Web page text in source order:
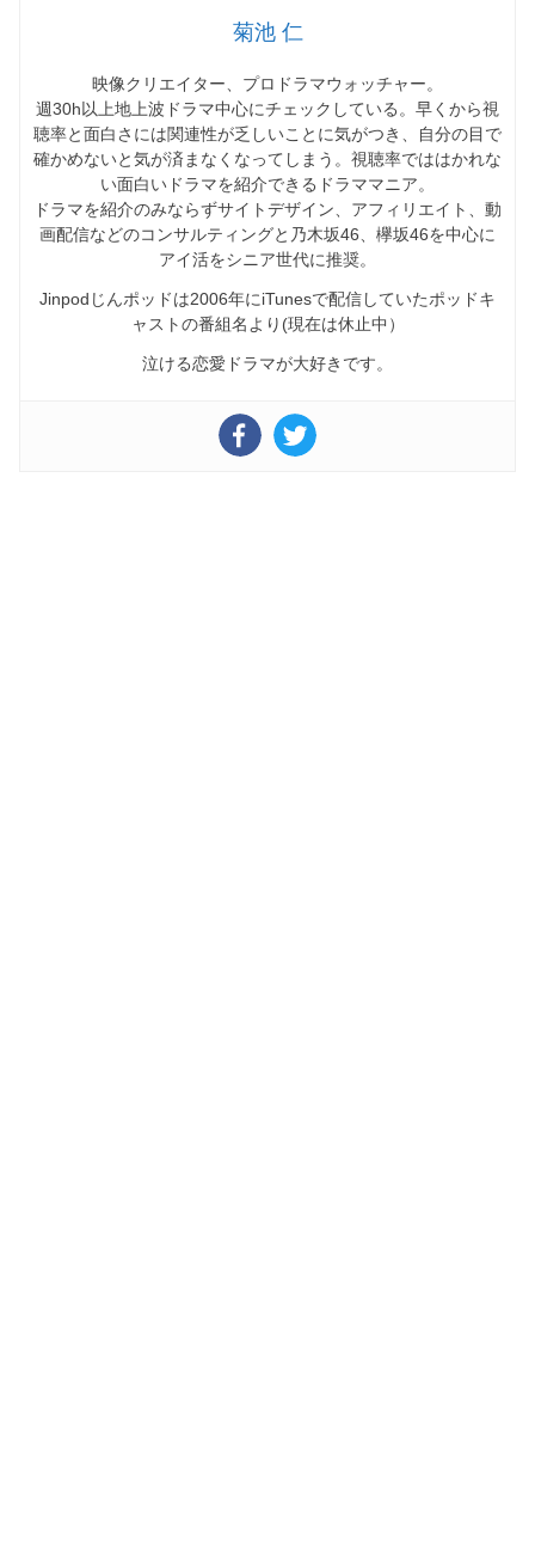
菊池 仁
映像クリエイター、プロドラマウォッチャー。
週30h以上地上波ドラマ中心にチェックしている。早くから視
聴率と面白さには関連性が乏しいことに気がつき、自分の目で
確かめないと気が済まなくなってしまう。視聴率でははかれな
い面白いドラマを紹介できるドラママニア。
ドラマを紹介のみならずサイトデザイン、アフィリエイト、動
画配信などのコンサルティングと乃木坂46、欅坂46を中心に
アイ活をシニア世代に推奨。
Jinpodじんポッドは2006年にiTunesで配信していたポッドキ
ャストの番組名より(現在は休止中）
泣ける恋愛ドラマが大好きです。